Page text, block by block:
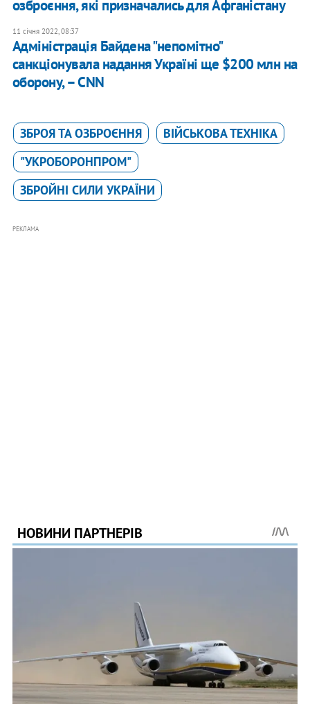
озброєння, які призначались для Афганістану
11 січня 2022, 08:37
Адміністрація Байдена "непомітно"
санкціонувала надання Україні ще $200 млн на
оборону, – CNN
ЗБРОЯ ТА ОЗБРОЄННЯ
ВІЙСЬКОВА ТЕХНІКА
"УКРОБОРОНПРОМ"
ЗБРОЙНІ СИЛИ УКРАЇНИ
РЕКЛАМА